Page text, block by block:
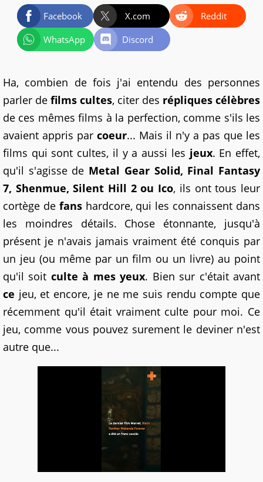
Facebook X.com
Reddit
WhatsApp
Discord
Ha, combien de fois j'ai entendu des personnes
parler de films cultes, citer des répliques célèbres
de ces mêmes films à la perfection, comme s'ils les
avaient appris par coeur... Mais il n'y a pas que les
films qui sont cultes, il y a aussi les jeux. En effet,
qu'il s'agisse de Metal Gear Solid, Final Fantasy
7, Shenmue, Silent Hill 2 ou Ico, ils ont tous leur
cortège de fanshardcore, qui les connaissent dans
les moindres détails. Chose étonnante, jusqu'à
présent je n'avais jamais vraiment été conquis par
un jeu (ou même par un film ou un livre) au point
qu'il soit culte à mes yeux. Bien sur c'était avant
ce jeu, et encore, je ne me suis rendu compte que
récemment qu'il était vraiment culte pour moi. Ce
jeu, comme vous pouvez surement le deviner n'est
autre que...